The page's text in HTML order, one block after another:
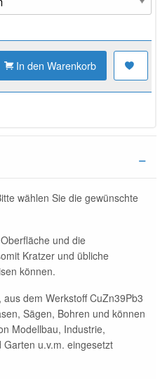
In den Warenkorb
wählen Sie die gewünschte
und die
Kratzer und übliche
können.
dem Werkstoff CuZn39Pb3
Sägen, Bohren und können
Modellbau, Industrie,
u.v.m. eingesetzt